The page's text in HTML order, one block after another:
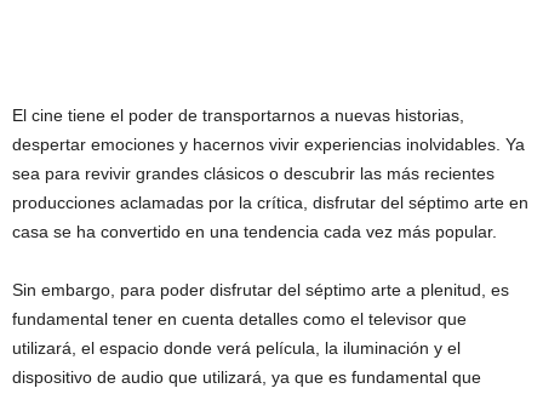
El cine tiene el poder de transportarnos a nuevas historias,
despertar emociones y hacernos vivir experiencias inolvidables. Ya
sea para revivir grandes clásicos o descubrir las más recientes
producciones aclamadas por la crítica, disfrutar del séptimo arte en
casa se ha convertido en una tendencia cada vez más popular.
Sin embargo, para poder disfrutar del séptimo arte a plenitud, es
fundamental tener en cuenta detalles como el televisor que
utilizará, el espacio donde verá película, la iluminación y el
dispositivo de audio que utilizará, ya que es fundamental que